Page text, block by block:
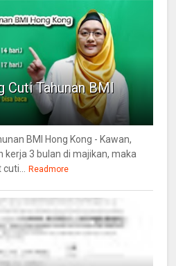
Cuti Tahunan BMI
BMI Hong Kong - Kawan,
kerja 3 bulan di majikan, maka
Readmore